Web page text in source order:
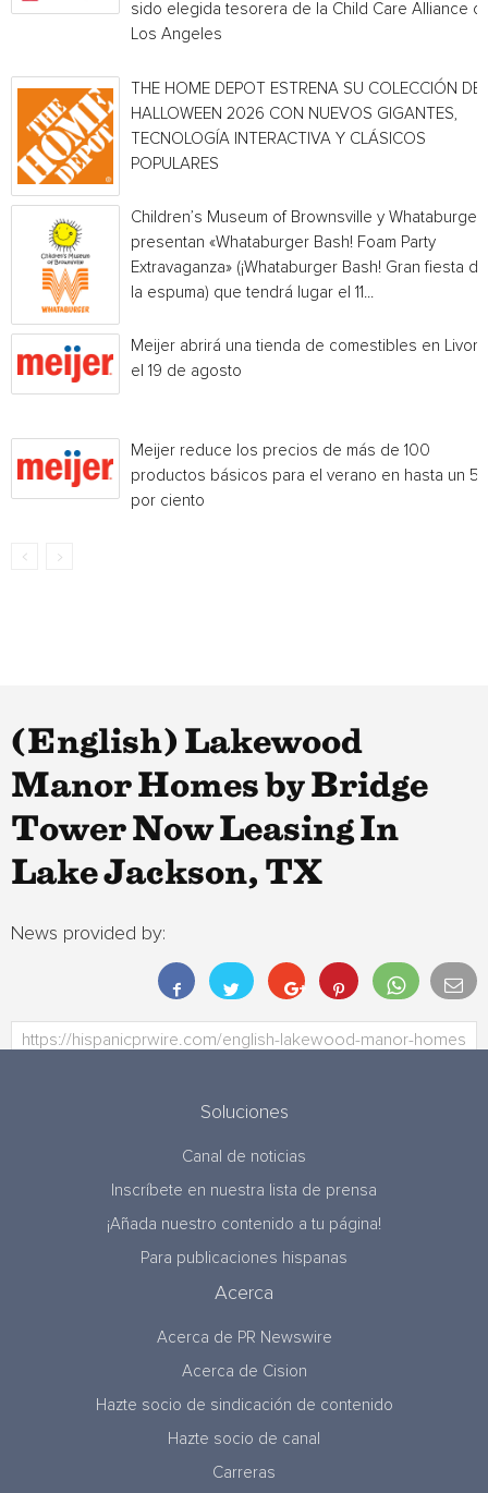
sido elegida tesorera de la Child Care Alliance of
Los Angeles
THE HOME DEPOT ESTRENA SU COLECCIÓN DE
HALLOWEEN 2026 CON NUEVOS GIGANTES,
TECNOLOGÍA INTERACTIVA Y CLÁSICOS
POPULARES
Children’s Museum of Brownsville y Whataburger
presentan «Whataburger Bash! Foam Party
Extravaganza» (¡Whataburger Bash! Gran fiesta de
la espuma) que tendrá lugar el 11...
Meijer abrirá una tienda de comestibles en
el 19 de agosto
Meijer reduce los precios de más de 100
productos básicos para el verano en hasta un
por ciento
(English) Lakewood
Manor Homes by Bridge
Tower Now Leasing In
Lake Jackson, TX
News provided by:
Soluciones
Canal de noticias
Inscríbete en nuestra lista de prensa
¡Añada nuestro contenido a tu página!
Para publicaciones hispanas
Acerca
Acerca de PR Newswire
Acerca de Cision
Hazte socio de sindicación de contenido
Hazte socio de canal
Carreras